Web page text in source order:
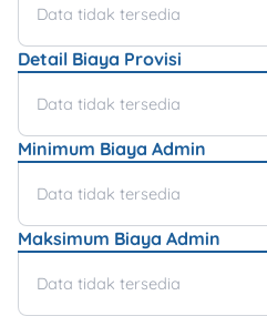
Data tidak tersedia
Detail Biaya Provisi
Data tidak tersedia
Minimum Biaya Admin
Data tidak tersedia
Maksimum Biaya Admin
Data tidak tersedia